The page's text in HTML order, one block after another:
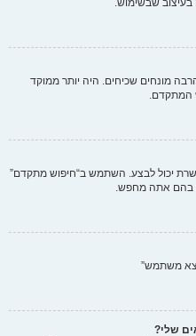
בעיצוב שבשימוש.
מונחים שכיחים. היה יותר ממוקד
המתקדם.
יכול לבצע. השתמש ב“חיפוש מתקדם”
בהם אתה מחפש.
משתמש”
שלי?